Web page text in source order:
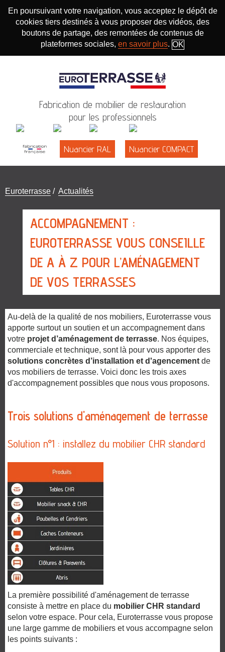
En poursuivant votre navigation, vous acceptez le dépôt de
cookies tiers destinés à vous proposer des vidéos, des
boutons de partage, des remontées de contenus de
plateformes sociales, en savoir plus. OK
Fabrication de mobilier de restauration
pour les professionnels
Nuancier RAL Nuancier COMPACT
Vous
Euroterrasse / Actualités
ACCOMPAGNEMENT :
EUROTERRASSE VOUS CONSEILLE
DE A À Z POUR L’AMÉNAGEMENT
DE VOS TERRASSES
Au-delà de la qualité de nos mobiliers, Euroterrasse vous
apporte surtout un soutien et un accompagnement dans
votre projet d’aménagement de terrasse. Nos équipes,
commerciale et technique, sont là pour vous apporter des
solutions concrètes d’installation et d'agencement de
vos mobiliers de terrasse. Voici donc les trois axes
d'accompagnement possibles que nous vous proposons.
Trois solutions d'aménagement de terrasse
Solution n°1 : installez du mobilier CHR standard
La première possibilité d'aménagement de terrasse
consiste à mettre en place du mobilier CHR standard
selon votre espace. Pour cela, Euroterrasse vous propose
une large gamme de mobiliers et vous accompagne selon
les points suivants :